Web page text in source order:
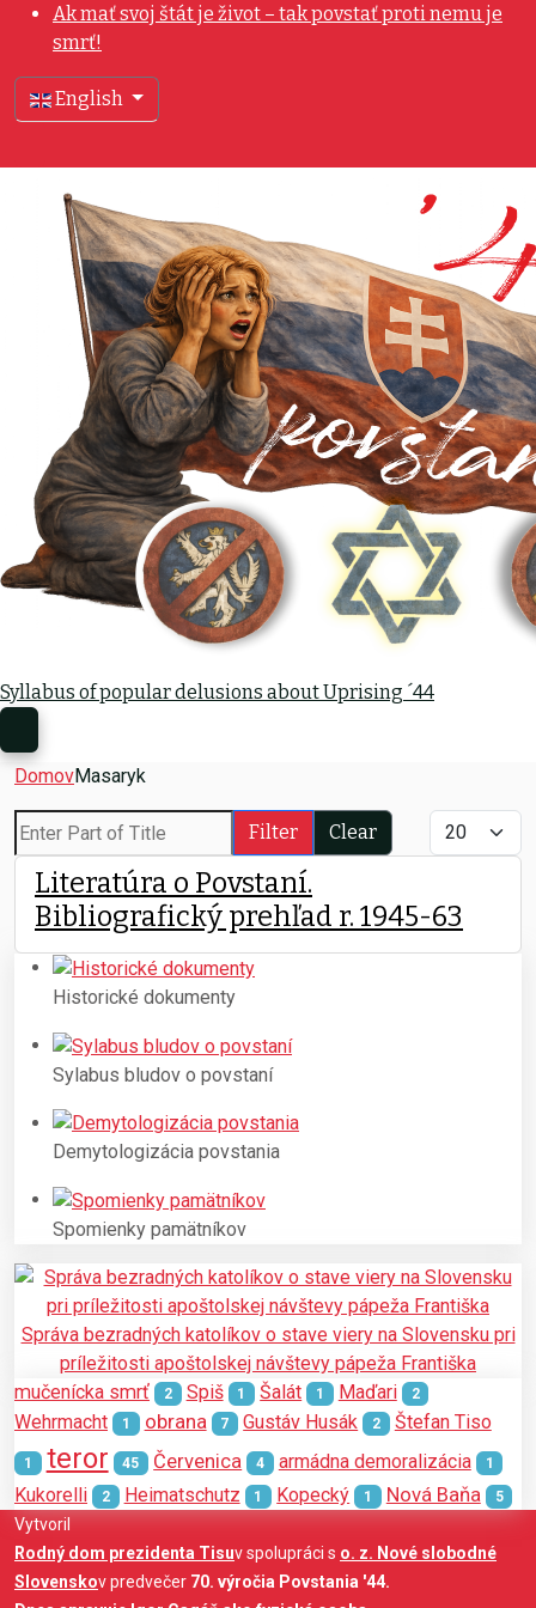
Ak mať svoj štát je život – tak povstať proti nemu je
smrť!
Select your language
English
Syllabus of popular delusions about Uprising ´44
DomovMasaryk
Enter Part of Title Filter Clear Display #
Literatúra o Povstaní.
Bibliografický prehľad r. 1945-63
Historické dokumenty
Sylabus bludov o povstaní
Demytologizácia povstania
Spomienky pamätníkov
Správa bezradných katolíkov o stave viery na Slovensku pri
príležitosti apoštolskej návštevy pápeža Františka
mučenícka smrť
2 Spiš 1 Šalát 1 Maďari 2
Wehrmacht 1 obrana 7 Gustáv Husák 2 Štefan Tiso
1 teror 45 Červenica 4 armádna demoralizácia 1
Kukorelli 2 Heimatschutz 1 Kopecký 1 Nová Baňa 5
Vytvoril
Rodný dom prezidenta Tisuv spolupráci s o. z. Nové slobodné
Slovenskov predvečer 70. výročia Povstania '44.